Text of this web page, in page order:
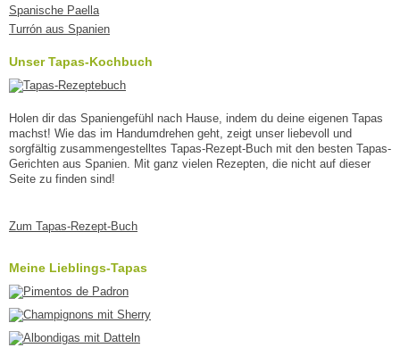
Spanische Paella
Turrón aus Spanien
Unser Tapas-Kochbuch
Holen dir das Spaniengefühl nach Hause, indem du deine eigenen Tapas
machst! Wie das im Handumdrehen geht, zeigt unser liebevoll und
sorgfältig zusammengestelltes Tapas-Rezept-Buch mit den besten Tapas-
Gerichten aus Spanien. Mit ganz vielen Rezepten, die nicht auf dieser
Seite zu finden sind!
Zum Tapas-Rezept-Buch
Meine Lieblings-Tapas